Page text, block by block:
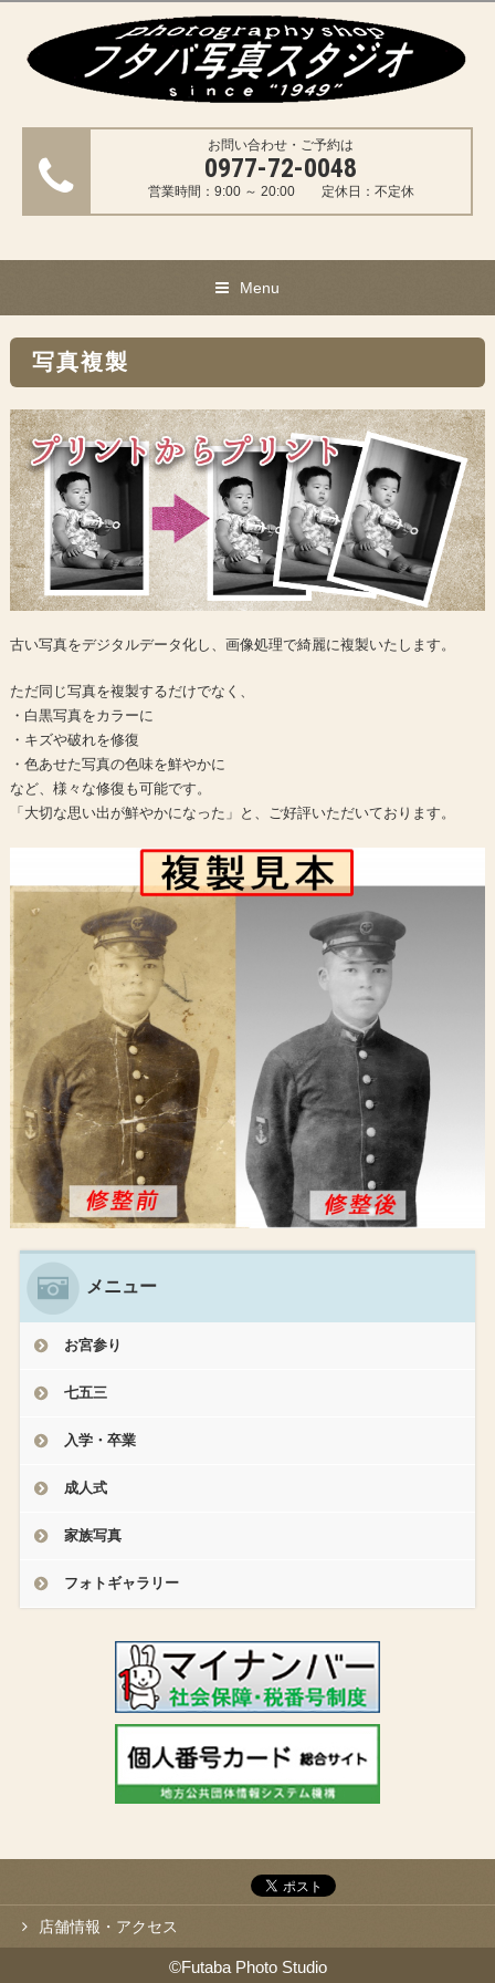
お問い合わせ・ご予約は
0977-72-0048
営業時間：9:00 ～ 20:00 定休日：不定休
Menu
写真複製
古い写真をデジタルデータ化し、画像処理で綺麗に複製いたします。
ただ同じ写真を複製するだけでなく、
・白黒写真をカラーに
・キズや破れを修復
・色あせた写真の色味を鮮やかに
など、様々な修復も可能です。
「大切な思い出が鮮やかになった」と、ご好評いただいております。
メニュー
お宮参り
七五三
入学・卒業
成人式
家族写真
フォトギャラリー
店舗情報・アクセス
©Futaba Photo Studio